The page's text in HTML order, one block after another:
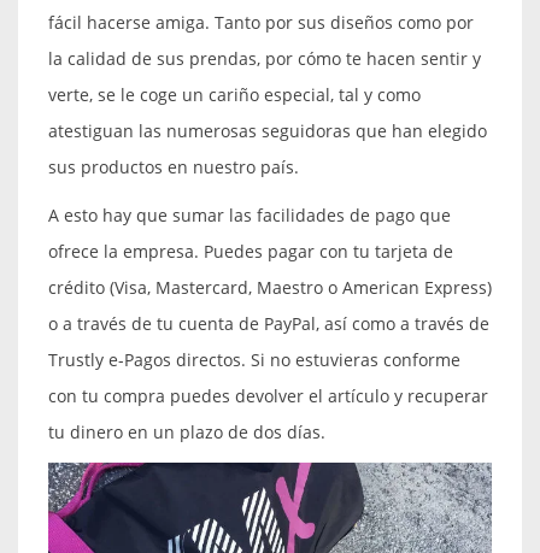
fácil hacerse amiga. Tanto por sus diseños como por
la calidad de sus prendas, por cómo te hacen sentir y
verte, se le coge un cariño especial, tal y como
atestiguan las numerosas seguidoras que han elegido
sus productos en nuestro país.
A esto hay que sumar las facilidades de pago que
ofrece la empresa. Puedes pagar con tu tarjeta de
crédito (Visa, Mastercard, Maestro o American Express)
o a través de tu cuenta de PayPal, así como a través de
Trustly e-Pagos directos. Si no estuvieras conforme
con tu compra puedes devolver el artículo y recuperar
tu dinero en un plazo de dos días.